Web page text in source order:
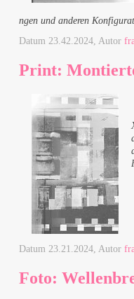
ngen und anderen
Datum23.42.2024, Autor
Print:
Datum 23.21.2024 , Autor
Foto: